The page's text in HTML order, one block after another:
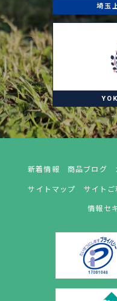
埼玉
新着情報 商品ブログ
サイトマップ
サイト
情報セ